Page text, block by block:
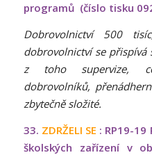
programů (číslo tisku
Dobrovolnictví 500
dobrovolnictví se přispívá
z toho supervize,
dobrovolníků,
zbytečně složité.
33. ZDRŽELI SE : RP19-
školských zařízení v